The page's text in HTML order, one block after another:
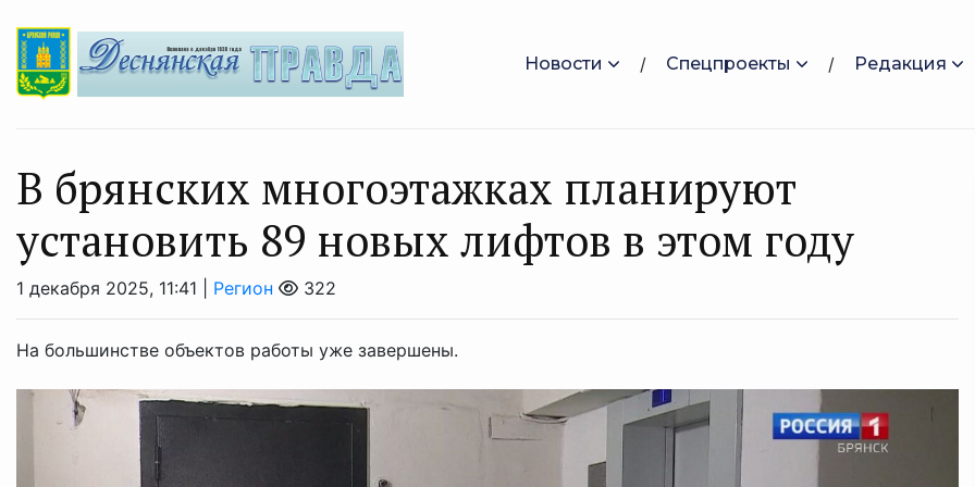
Новости Спецпроекты Редакция
В брянских многоэтажках планируют
установить 89 новых лифтов в этом году
1 декабря 2025, 11:41 | Регион 322
На большинстве объектов работы уже завершены.